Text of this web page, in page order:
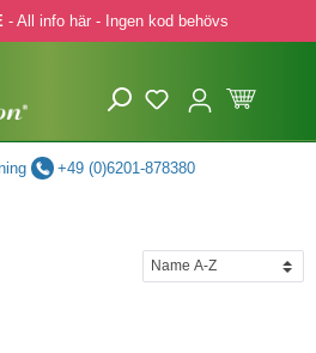
- All info här - Ingen kod behövs
+49 (0)6201-878380